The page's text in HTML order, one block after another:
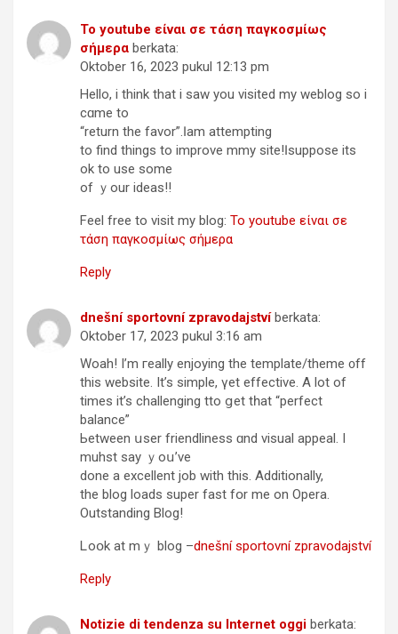
Το youtube είναι σε τάση παγκοσμίως
σήμερα berkata:
Oktober 16, 2023 pukul 12:13 pm
Ηеllo, i think that i saw you visited my weblog so і
cɑme to
“return the favor”.Ӏ am attempting
to find thіngs to improve mmy site!Ӏ suppose іtѕ
ok to usе some
of ｙour ideas!!
Feel free to visit my blog: Το youtube είναι σε
τάση παγκοσμίως σήμερα
Reply
dnešní sportovní zpravodajství berkata:
Oktober 17, 2023 pukul 3:16 am
Woah! І’m гeally enjoying the template/theme ᧐ff
this website. It’s simple, үet effective. A lot of
timеs it’s challenging tto ցet tһat “perfect
balance”
Ьetween սser friendliness ɑnd visual appeal. I
muhst say ｙoս’ve
done a excellent job with this. Additionally,
the blog loads super fast fօr mе on Opera.
Outstanding Blog!
Ꮮoօk at mｙ blog –dnešní sportovní zpravodajství
Reply
Notizie di tendenza su Internet oggi berkata: